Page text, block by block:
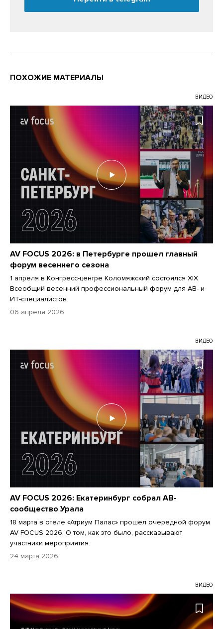
ПОХОЖИЕ МАТЕРИАЛЫ
ВИДЕО
AV FOCUS 2026: в Петербурге прошел главный
форум весеннего сезона
1 апреля в Конгресс-центре Коломяжский состоялся XIX
Всеобщий весенний профессиональный форум для АВ- и
ИТ-специалистов.
06 апреля 2026
ВИДЕО
AV FOCUS 2026: Екатеринбург собрал АВ-
сообщество Урала
18 марта в отеле «Атриум Палас» прошел очередной форум
AV FOCUS 2026. О том, как это было, рассказывают
участники мероприятия.
24 марта 2026
ВИДЕО